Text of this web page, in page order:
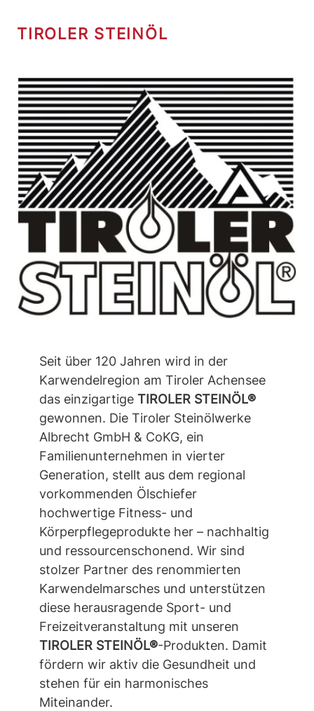
TIROLER STEINÖL
Seit über 120 Jahren wird in der
Karwendelregion am Tiroler Achensee
das einzigartige TIROLER STEINÖL®
gewonnen. Die Tiroler Steinölwerke
Albrecht GmbH & CoKG, ein
Familienunternehmen in vierter
Generation, stellt aus dem regional
vorkommenden Ölschiefer
hochwertige Fitness- und
Körperpflegeprodukte her – nachhaltig
und ressourcenschonend. Wir sind
stolzer Partner des renommierten
Karwendelmarsches und unterstützen
diese herausragende Sport- und
Freizeitveranstaltung mit unseren
TIROLER STEINÖL®-Produkten. Damit
fördern wir aktiv die Gesundheit und
stehen für ein harmonisches
Miteinander.